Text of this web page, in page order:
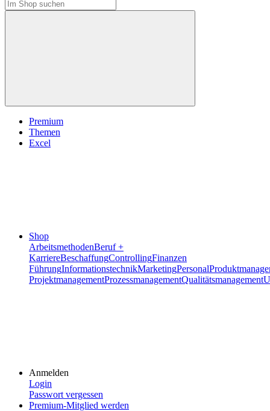
Premium
Themen
Excel
Shop
ArbeitsmethodenBeruf +
KarriereBeschaffungControllingFinanzen
FührungInformationstechnikMarketingPersonal
ProjektmanagementProzessmanagementQualitätsmanagement
Anmelden
Login
Passwort vergessen
Premium-Mitglied werden